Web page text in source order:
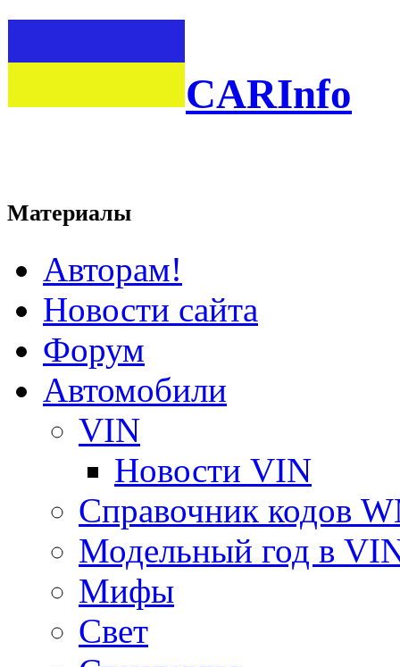
CARInfo
Материалы
Авторам!
Новости сайта
Форум
Автомобили
VIN
Новости VIN
Справочник кодов
Модельный год в
Мифы
Свет